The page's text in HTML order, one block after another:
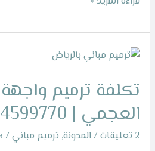
تكلفة ترميم
العجمي | 0504599770
2 تعليقات / المدونة, ترميم مباني/
تكلفة
واجهة
منزل
العجمي